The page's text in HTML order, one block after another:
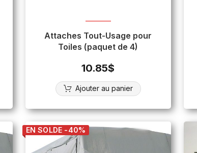
Attaches Tout-Usage pour
Toiles (paquet de 4)
10.85$
Ajouter au panier
EN SOLDE -40%